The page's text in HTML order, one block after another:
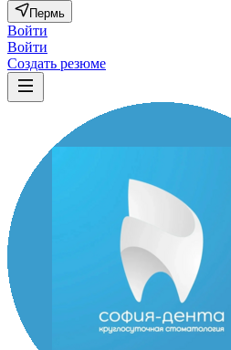
Пермь
Войти
Войти
Создать резюме